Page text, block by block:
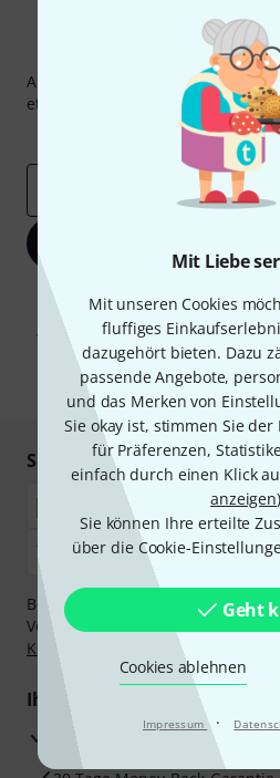
Mit Liebe
Mit unseren Cookies
fluffiges
dazugehört bieten. Dazu
passende Angebote,
und das Merken von
Sie okay ist, stimmen Sie der
für Präferenzen,
einfach durch einen Klick
anzeigen
Sie können Ihre erteilte
über die Cookie-
Geht
Cookies ablehnen
Impressum ·
Thomann
Abonniere den Thomann
etwas Glück einen von
50
Inspirierende Beiträge
Mit Klick auf „Jetzt anmelden“
Werbung und einer Messung des E-
Abmeldung ist jederzeit möglich.
unseren
*
Sicher einkaufen & bezahlen
Bezahlen Sie vertraulich und
Vorkasse, PayPal, Amazon Pay,
Klarna Ratenzahlungoder
Ihre Vorteile
3 Jahre Thomann Garantie